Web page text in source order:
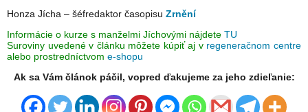
Honza Jícha – šéfredaktor časopisu Zrnění
Informácie o kurze s manželmi Jíchovými nájdete TU
Suroviny uvedené v článku môžete kúpiť aj v regeneračnom centre
alebo prostredníctvom e-shopu
Ak sa Vám článok páčil, vopred ďakujeme za jeho zdieľanie: